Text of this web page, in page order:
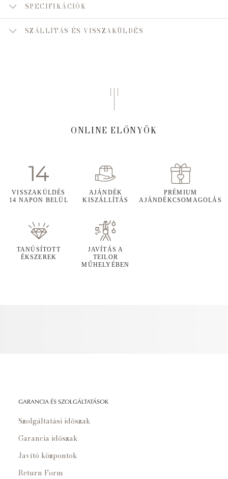
SPECIFIKÁCIÓK
SZÁLLÍTÁS ÉS VISSZAKÜLDÉS
ONLINE ELŐNYÖK
VISSZAKÜLDÉS
14 NAPON BELÜL
AJÁNDÉK
KISZÁLLÍTÁS
PRÉMIUM
AJÁNDÉKCSOMAGOLÁS
TANÚSÍTOTT
ÉKSZEREK
JAVÍTÁS A
TEILOR
MŰHELYÉBEN
GARANCIA ÉS SZOLGÁLTATÁSOK
Szolgáltatási időszak
Garancia időszak
Javító központok
Return Form